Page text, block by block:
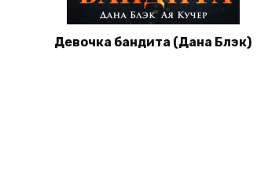
Девочка бандита (Дана Блэк)